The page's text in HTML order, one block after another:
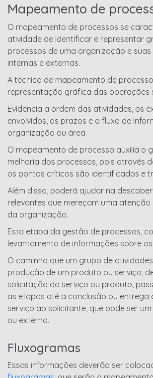
Mapeamento de
O mapeamento de processos se
atividade de identificar e representar
processos de uma organização e suas
internas e externas.
A técnica de mapeamento de
representação gráfica das operações
Evidencia a ordem das atividades, os
envolvidos, os prazos e o fluxo de
organização ou área.
O mapeamento de processo auxilia o
melhoria dos processos, pois através
os pontos críticos são identificados e
Além disso, poderá ajudar na
relevantes que mereçam uma
da organização.
Esta etapa da gestão de processos,
levantamento de informações sobre
O caminho que um grupo de
produção de um produto ou serviço,
solicitação do serviço ou produto,
as etapas até a conclusão ou entrega
serviço ao solicitante, que pode ser
ou externo.
Fluxogramas
Essas informações deverão ser